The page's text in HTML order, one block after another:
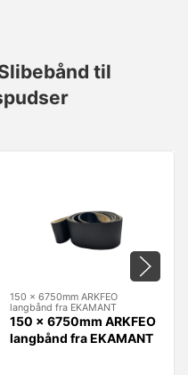
til
150 x 6750mm ARKFEO
langbånd fra EKAMANT
150 x 6750mm ARKFEO
langbånd fra EKAMANT